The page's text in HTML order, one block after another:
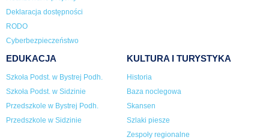
Deklaracja dostępności
RODO
Cyberbezpieczeństwo
EDUKACJA
Szkoła Podst. w Bystrej Podh.
Szkoła Podst. w Sidzinie
Przedszkole w Bystrej Podh.
Przedszkole w Sidzinie
KULTURA I TURYSTYKA
Historia
Baza noclegowa
Skansen
Szlaki piesze
Zespoły regionalne